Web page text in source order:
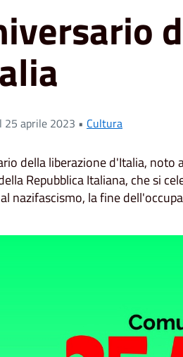
25 aprile 2023 • Cultura
della liberazione d'Italia, noto
Repubblica Italiana, che si
nazifascismo, la fine